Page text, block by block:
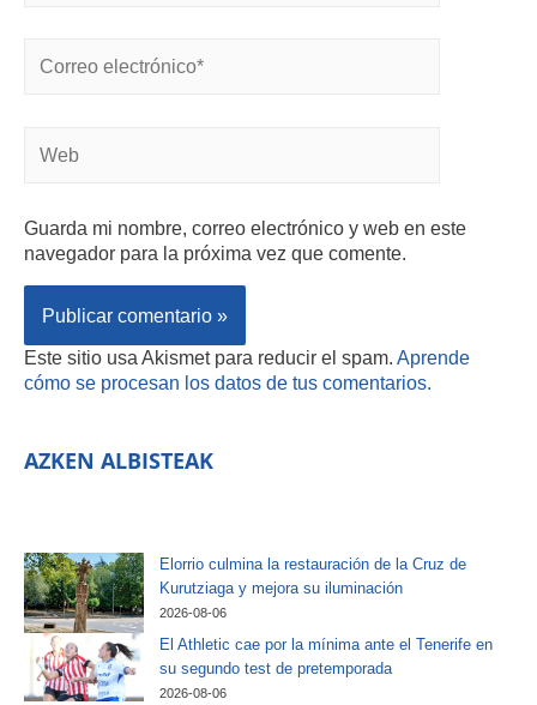
Guarda mi nombre, correo electrónico y web en este
navegador para la próxima vez que comente.
Este sitio usa Akismet para reducir el spam. Aprende
cómo se procesan los datos de tus comentarios.
AZKEN ALBISTEAK
Elorrio culmina la restauración de la Cruz de
Kurutziaga y mejora su iluminación
2026-08-06
El Athletic cae por la mínima ante el Tenerife en
su segundo test de pretemporada
2026-08-06